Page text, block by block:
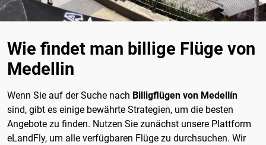
Wie findet man billige Flüge von
Medellin
Wenn Sie auf der Suche nach Billigflügen von Medellín
sind, gibt es einige bewährte Strategien, um die besten
Angebote zu finden. Nutzen Sie zunächst unsere Plattform
eLandFly, um alle verfügbaren Flüge zu durchsuchen. Wir